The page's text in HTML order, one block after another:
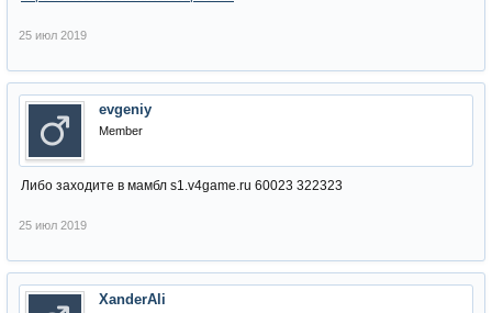
25 июл 2019
evgeniy
Member
Либо заходите в мамбл s1.v4game.ru 60023 322323
25 июл 2019
XanderAli